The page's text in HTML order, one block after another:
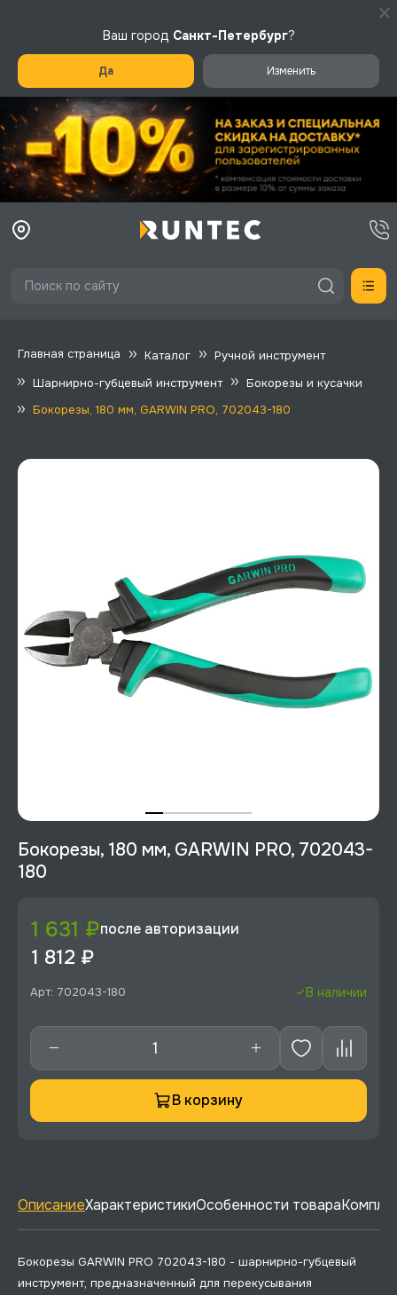
Ваш город Санкт-Петербург?
Да Изменить
Главная страница Каталог
Ручной инструмент
Шарнирно-губцевый инструмент
Бокорезы и кусачки
Бокорезы, 180 мм, GARWIN PRO, 702043-180
Бокорезы, 180 мм, GARWIN PRO, 702043-
180
1 631 ₽после авторизации
1 812 ₽
Арт: 702043-180 В наличии
В корзину
ОписаниеХарактеристикиОсобенности товара
Бокорезы GARWIN PRO 702043-180 - шарнирно-губцевый
инструмент, предназначенный для перекусывания